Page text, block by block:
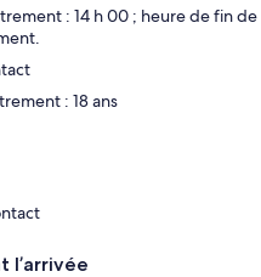
: 14 h 00 ; heure de fin de
: 18 ans
l’arrivée